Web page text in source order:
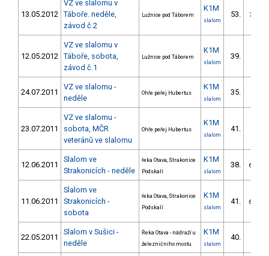
13.05.2012
VZ ve slalomu v
Táboře. neděle,
závod č.2
Lužnice pod Táborem
K1M
slalom
53. 7/VS
12.05.2012
VZ ve slalomu v
Táboře, sobota,
závod č.1
Lužnice pod Táborem
K1M
slalom
39.
24.07.2011
VZ ve slalomu -
neděle
Ohře peřej Hubertus
K1M
slalom
35.
23.07.2011
VZ ve slalomu -
sobota, MČR
veteránů ve slalomu
Ohře peřej Hubertus
K1M
slalom
41.
12.06.2011
Slalom ve
Strakonicích - neděle
řeka Otava, Strakonice
Podskalí
K1M
slalom
38. 6/VS
11.06.2011
Slalom ve
Strakonicích -
sobota
řeka Otava, Strakonice
Podskalí
K1M
slalom
41. 6/VS
22.05.2011
Slalom v Sušici -
neděle
Řeka Otava - nádraží u
železničního mostu
K1M
slalom
40.